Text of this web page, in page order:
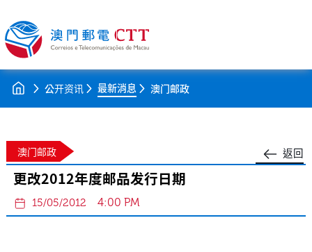
公开资讯 最新消息 澳门邮政
返回
澳门邮政
更改2012年度邮品发行日期
15/05/2012 4:00 PM